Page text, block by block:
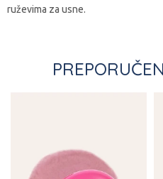
ruževima za usne.